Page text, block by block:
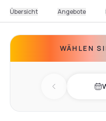
Übersicht Angebote
WÄHLEN
Previous day